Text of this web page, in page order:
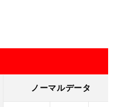
ノーマルデータ